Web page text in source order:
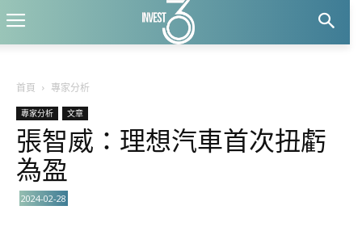
首頁 專家分析
專家分析 文章
張智威：理想汽車首次扭虧
為盈
2024-02-28